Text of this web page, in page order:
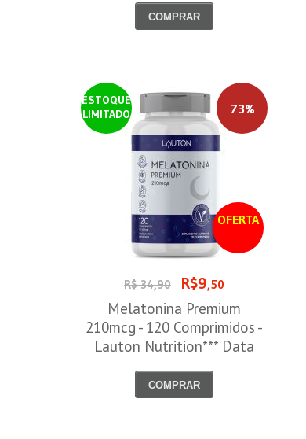
COMPRAR
ESTOQUE
LIMITADO
OFERTA
73%
R$ 34,90 R$9,50
Melatonina Premium
210mcg - 120 Comprimidos -
Lauton Nutrition*** Data
COMPRAR